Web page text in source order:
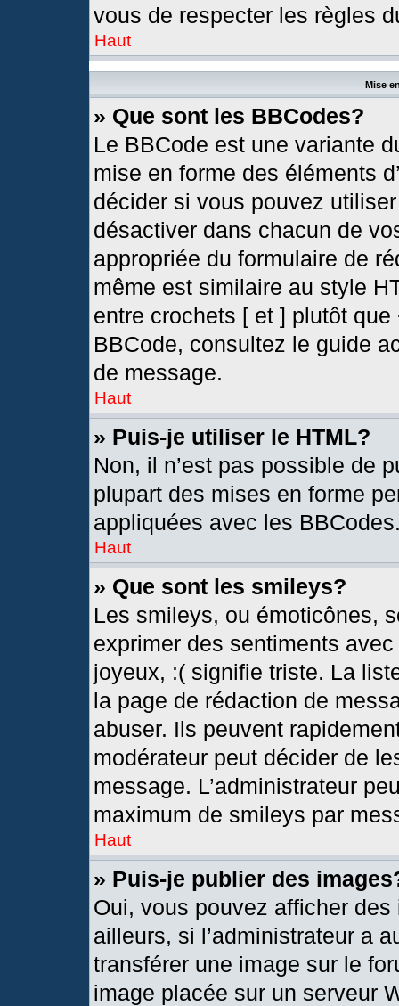
vous de respecter les règles
Haut
Mise
» Que sont les BBCodes?
Le BBCode est une variante
mise en forme des éléments
décider si vous pouvez
désactiver dans chacun de
appropriée du formulaire de
même est similaire au style
entre crochets [ et ] plutôt
BBCode, consultez le guide
de message.
Haut
» Puis-je utiliser le HTML?
Non, il n’est pas possible de
plupart des mises en forme
appliquées avec les
Haut
» Que sont les smileys?
Les smileys, ou émoticônes,
exprimer des sentiments
joyeux, :( signifie triste. La
la page de rédaction de
abuser. Ils peuvent
modérateur peut décider de
message. L’administrateur
maximum de smileys par
Haut
» Puis-je publier des
Oui, vous pouvez afficher
ailleurs, si l’administrateur a
transférer une image sur le
image placée sur un serveur